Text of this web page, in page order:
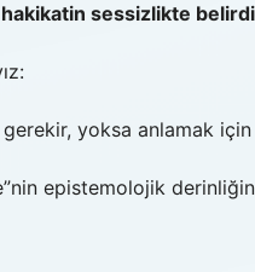
hakikatin sessizlikte
yoksa anlamak için
epistemolojik